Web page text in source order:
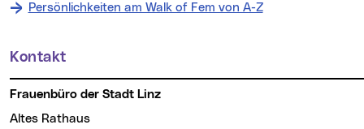
Persönlichkeiten am Walk of Fem von A-Z
Weitere Informationen
Kontakt
Frauenbüro der Stadt Linz
Altes Rathaus